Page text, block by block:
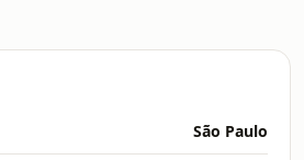
São Paulo